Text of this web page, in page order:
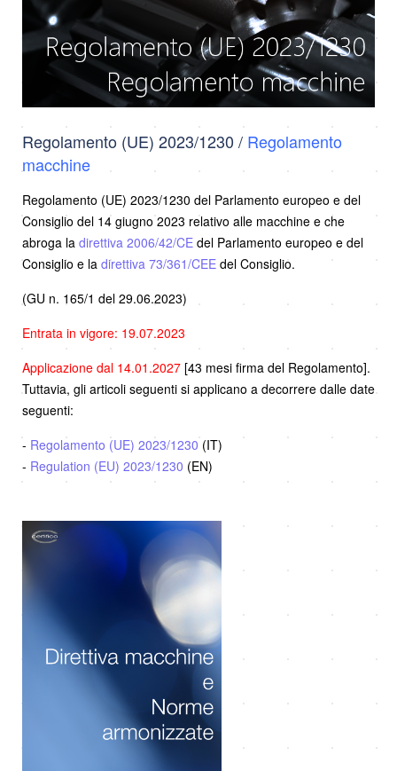
Regolamento (UE) 2023/1230 / Regolamento
macchine
Regolamento (UE) 2023/1230 del Parlamento europeo e del
Consiglio del 14 giugno 2023 relativo alle macchine e che
abroga la direttiva 2006/42/CE del Parlamento europeo e del
Consiglio e la direttiva 73/361/CEE del Consiglio.
(GU n. 165/1 del 29.06.2023)
Entrata in vigore: 19.07.2023
Applicazione dal 14.01.2027 [43 mesi firma del Regolamento].
Tuttavia, gli articoli seguenti si applicano a decorrere dalle date
seguenti:
- Regolamento (UE) 2023/1230 (IT)
- Regulation (EU) 2023/1230 (EN)